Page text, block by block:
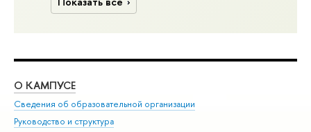
О КАМПУСЕ
Сведения об образовательной организации
Руководство и структура